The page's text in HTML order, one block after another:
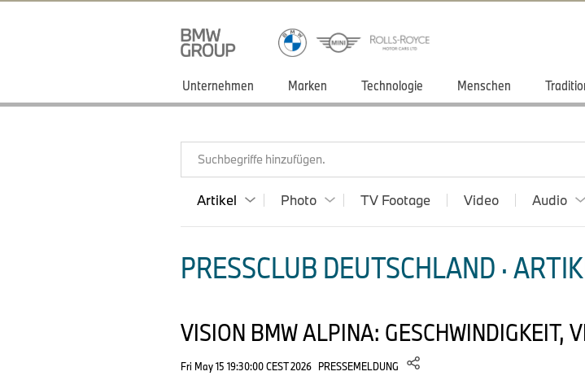
Unternehmen Marken Technologie Menschen
Suchbegriffe hinzufügen.
Artikel Photo TV Footage Video Audio
PRESSCLUB DEUTSCHLAND ·
VISION BMW ALPINA: GESCHWINDIGKEIT,
Fri May 15 19:30:00 CEST 2026 PRESSEMELDUNG